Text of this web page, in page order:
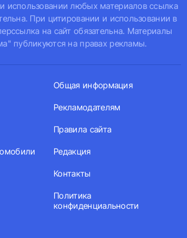
использовании любых материалов ссылка
При цитировании и использовании в
на сайт обязательна. Материалы
публикуются на правах рекламы.
Общая информация
Рекламодателям
Правила сайта
Редакция
Контакты
Политика
конфиденциальности